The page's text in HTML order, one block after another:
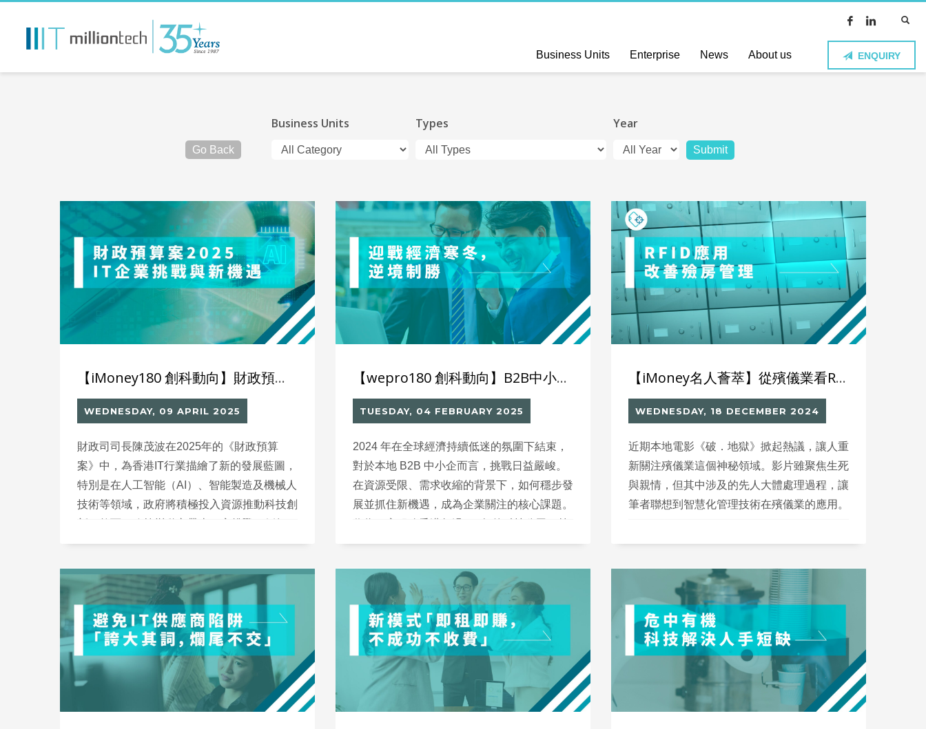
Business Units Enterprise News About us ENQUIRY
Go Back
Business Units Types Year
【iMoney180 創科動向】財政預算案下的IT企業挑戰與新機遇
WEDNESDAY, 09 APRIL 2025
財政司司長陳茂波在2025年的《財政預算
案》中，為香港IT行業描繪了新的發展藍圖，
特別是在人工智能（AI）、智能製造及機械人
技術等領域，政府將積極投入資源推動科技創
「發展品牌、升級轉型及拓展內銷市場的專項
推廣基金」（EMF市場推廣基金）的資助比
例，由1:1調低至1:3，而首期撥款比例亦大幅
由75%降至20%。此外，政府計劃未來兩年削
減一萬個公務員職位，加劇了IT行業面臨的壓
力。在這種環境下，IT企業需要審時度勢，調
整經營策略，以適應新挑戰並把握未來機遇。
【wepro180 創科動向】B2B中小企必讀：2025經濟寒冬中的轉機
TUESDAY, 04 FEBRUARY 2025
2024 年在全球經濟持續低迷的氛圍下結束，
對於本地 B2B 中小企而言，挑戰日益嚴峻。
在資源受限、需求收縮的背景下，如何穩步發
展並抓住新機遇，成為企業關注的核心課題。
者和團隊累積了一些實戰經驗，希望能為同業
【iMoney名人薈萃】從殯儀業看RFID：智慧化管理並不限於大企業
WEDNESDAY, 18 DECEMBER 2024
近期本地電影《破．地獄》掀起熱議，讓人重
新關注殯儀業這個神秘領域。影片雖聚焦生死
與親情，但其中涉及的先人大體處理過程，讓
筆者聯想到智慧化管理技術在殯儀業的應用。